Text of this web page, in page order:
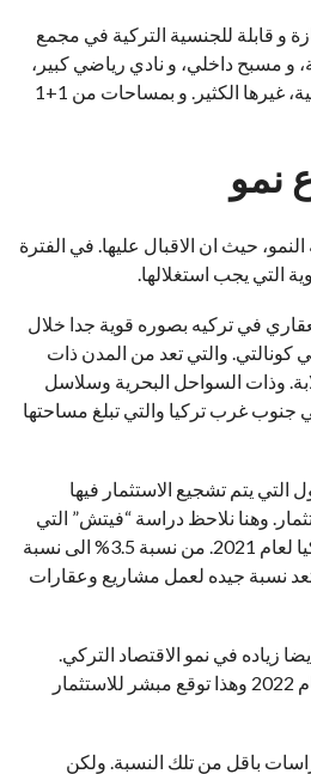
و قابلة للجنسية التركية في مجمع
خارجية، و مسبح داخلي، و نادي رياضي كبير،
مجمعات تجارية، شقق فندقية، غيرها الكثير. و بمساحات من 1+1
نمو
حيث ان الاقبال عليها. في الفترة
التي يجب استغلالها.
في تركيه بصوره قوية جدا خلال
كونالتي. والتي تعد من المدن ذات
وذات السواحل البحرية وسلاسل
جنوب غرب تركيا والتي تبلغ مساحتها
يتم تشجيع الاستثمار فيها
وهنا نلاحظ دراسة “فيتش” التي
توقعت نمو اقتصادي في تركيا لعام 2021. من نسبة 3.5% الى نسبة
تعد نسبة جيده لعمل مشاريع وعقارات
زياده في نمو الاقتصاد التركي.
بنسبة 4.5% ولغاية 4.7% لعام 2022 وهذا توقع مبشر للاستثمار
باقل من تلك النسبة. ولكن